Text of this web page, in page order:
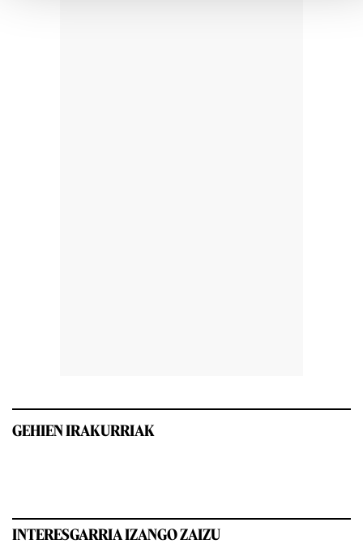
GEHIEN IRAKURRIAK
INTERESGARRIA IZANGO ZAIZU